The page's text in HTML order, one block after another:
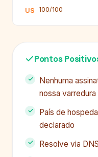
US 100/100
Pontos
Nenhuma
nossa varredura
País de
declarado
Resolve via